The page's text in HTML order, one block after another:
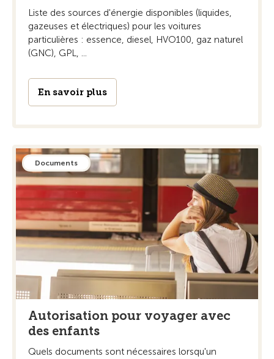
Liste des sources d'énergie disponibles (liquides,
gazeuses et électriques) pour les voitures
particulières : essence, diesel, HVO100, gaz naturel
(GNC), GPL, ...
En savoir plus
Documents
Autorisation pour voyager avec
des enfants
Quels documents sont nécessaires lorsqu'un